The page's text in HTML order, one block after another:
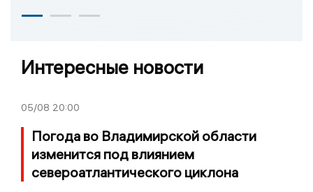
Интересные новости
05/08 20:00
Погода во Владимирской области
изменится под влиянием
североатлантического циклона